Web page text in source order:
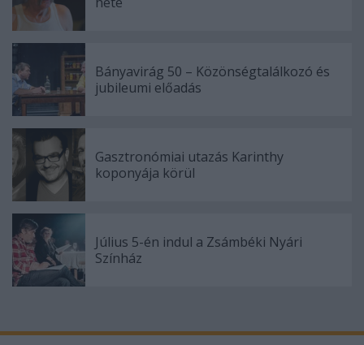
Bányavirág 50 – Közönségtalálkozó és
jubileumi előadás
Gasztronómiai utazás Karinthy
koponyája körül
Július 5-én indul a Zsámbéki Nyári
Színház